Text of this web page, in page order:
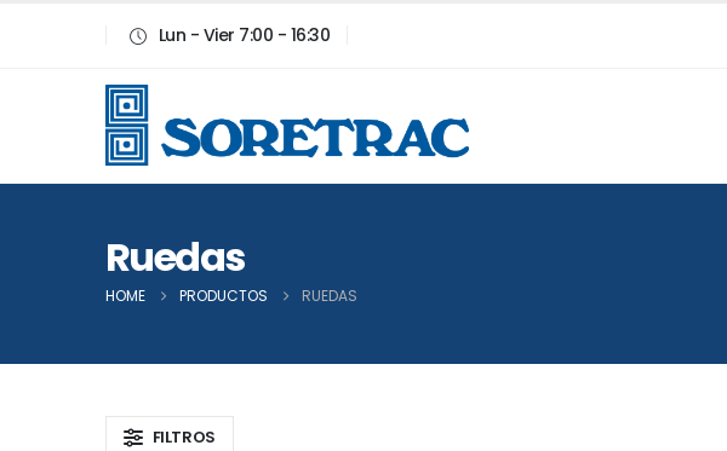
Lun - Vier 7:00 - 16:30
Ruedas
HOME PRODUCTOS RUEDAS
FILTROS